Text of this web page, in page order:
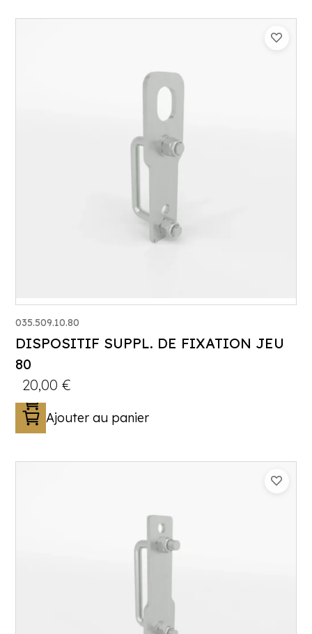
035.509.10.80
DISPOSITIF SUPPL. DE FIXATION JEU
80
20,00€
Ajouter au panier